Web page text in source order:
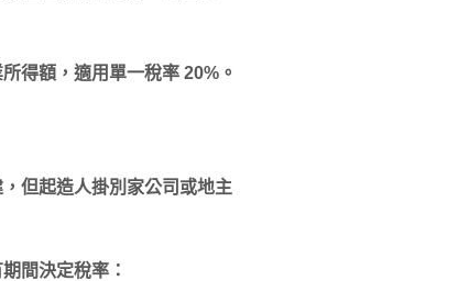
得額，適用單一稅率 20%。
但起造人掛別家公司或地主
間決定稅率：